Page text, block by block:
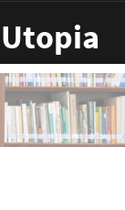
Utopia